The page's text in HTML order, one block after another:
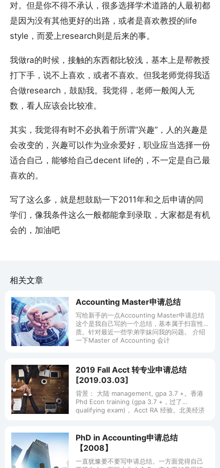
对。但是你不得不承认，很多选择学术道路的人最初都
是因为没有其他更好的出路，或者是喜欢教授的life
style，而爱上research则是后来的事。
我做ra的时候，接触的东西都比较浅，基本上是帮教授
打下手，说不上喜欢，或者不喜欢。但我老师觉得我适
合做research，鼓励我。我觉得，老师一般阅人无
数，看人应该会比较准。
其实，我觉得有时不必执着于所谓“兴趣”，人的兴趣是
会改变的，兴趣可以作为业余爱好，职业应当选择一份
适合自己，能够给自己decent life的，不一定是自己最
喜欢的。
写了这么多，就是想鼓励一下2011年和之后申请的同
学们，像我条件这么一般都能拿到录取，大家都是有机
会的，加油吧
相关文章
Accounting Master申请总结
写给新手的一点Accounting Master申请总结
这个是我自己写的一个总结，基本属于扫盲性
质。针对最近一些学弟学妹问我的问题。 介绍
一下Master of Accounting 会计
2019 Fall Acct 转专业申请总结
[2019.03.03]
背景： 大陆 management, gpa 3.7 +。香港
Phd Econ training (gpa 3.7 +，过了
qualifying exam)， Acct RA 经验。北美经济
PhD in Accounting申请总结
【2008】
一直犹豫要不要写申请总结。一方面觉得自己